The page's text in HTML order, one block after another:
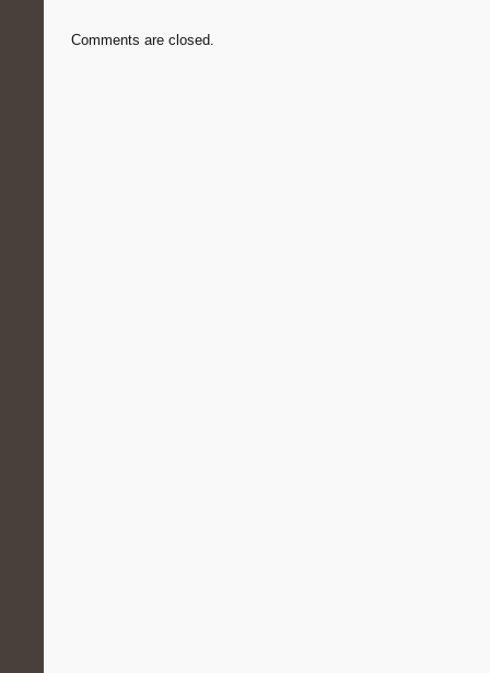
Comments are closed.